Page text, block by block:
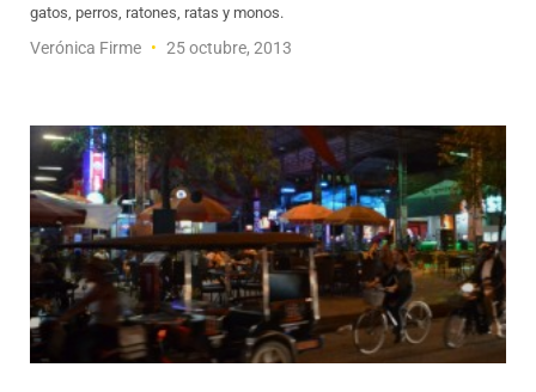
gatos, perros, ratones, ratas y monos.
Verónica Firme 25 octubre, 2013